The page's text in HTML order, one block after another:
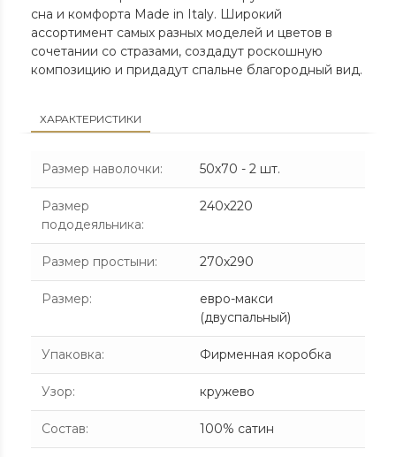
сна и комфорта Made in Italy. Широкий
ассортимент самых разных моделей и цветов в
сочетании со стразами, создадут роскошную
композицию и придадут спальне благородный вид.
ХАРАКТЕРИСТИКИ
Размер наволочки: 50х70 - 2 шт.
Размер
пододеяльника:
240x220
Размер простыни: 270х290
Размер:
евро-макси
(двуспальный)
Упаковка: Фирменная коробка
Узор: кружево
Состав: 100% сатин